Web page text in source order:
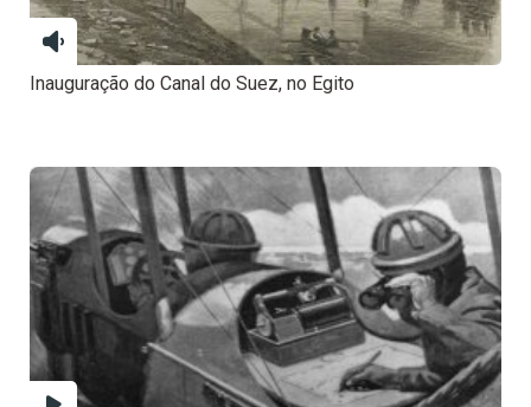
Inauguração do Canal do Suez, no Egito